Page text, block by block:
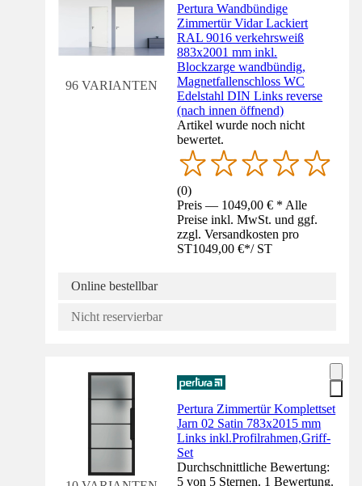
96 VARIANTEN
Pertura Wandbündige
Zimmertür Vidar Lackiert
RAL 9016 verkehrsweiß
883x2001 mm inkl.
Blockzarge wandbündig,
Magnetfallenschloss WC
Edelstahl DIN Links reverse
(nach innen öffnend)
Artikel wurde noch nicht
bewertet.
(0)
Preis — 1049,00 € * Alle
Preise inkl. MwSt. und ggf.
zzgl. Versandkosten pro
ST1049,00 €*/ ST
Online bestellbar
Nicht reservierbar
Pertura Zimmertür Komplettset
Jarn 02 Satin 783x2015 mm
Links inkl.Profilrahmen,Griff-
Set
Durchschnittliche Bewertung:
5 von 5 Sternen. 1 Bewertung.